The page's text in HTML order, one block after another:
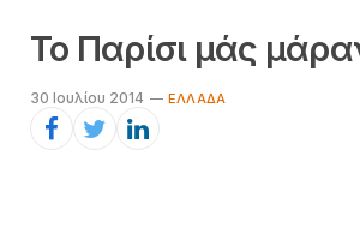
Το Παρίσι μάς
30 Ιουλίου 2014 EΛΛΆΔΑ